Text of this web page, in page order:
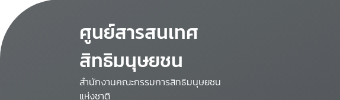
ศูนย์สารสนเทศ
สิทธิมนุษยชน
สำนักงานคณะกรรมการสิทธิมนุษยชน
แห่งชาติ